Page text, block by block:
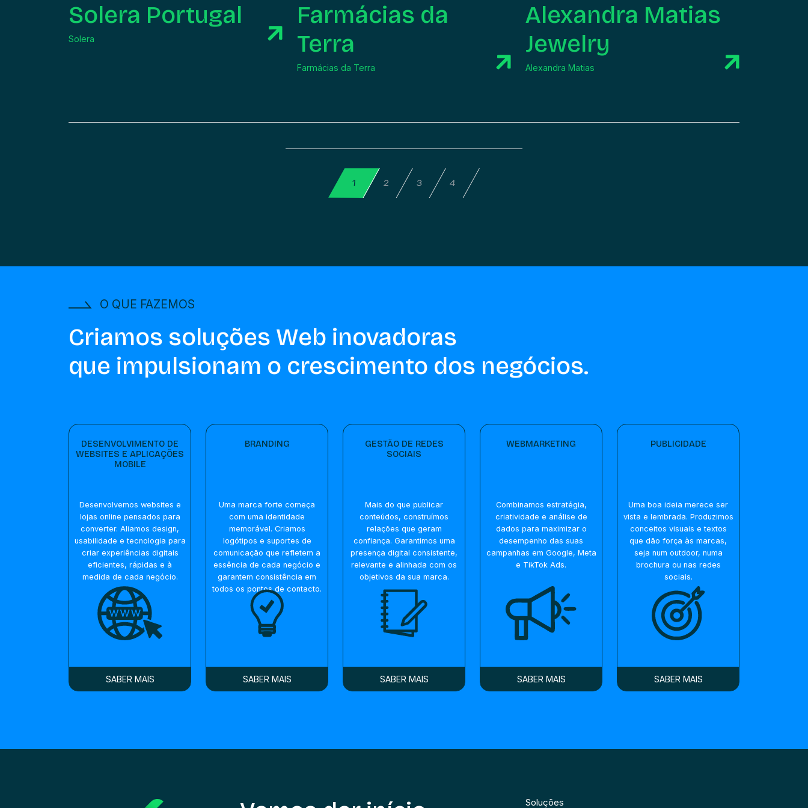
Solera Portugal
Solera
Farmácias da
Terra
Farmácias da Terra
Alexandra Matias
Jewelry
Alexandra Matias
1 2 3 4
O QUE FAZEMOS
Criamos soluções Web inovadoras
que impulsionam o crescimento dos negócios.
DESENVOLVIMENTO DE
WEBSITES E APLICAÇÕES
MOBILE
Desenvolvemos websites e
lojas online pensados para
converter. Aliamos design,
usabilidade e tecnologia para
criar experiências digitais
eficientes, rápidas e à
medida de cada negócio.
SABER MAIS
BRANDING
Uma marca forte começa
com uma identidade
memorável. Criamos
logótipos e suportes de
comunicação que refletem a
essência de cada negócio e
garantem consistência em
todos os pontos de contacto.
SABER MAIS
GESTÃO DE REDES
SOCIAIS
Mais do que publicar
conteúdos, construímos
relações que geram
confiança. Garantimos uma
presença digital consistente,
relevante e alinhada com os
objetivos da sua marca.
SABER MAIS
WEBMARKETING
Combinamos estratégia,
criatividade e análise de
dados para maximizar o
desempenho das suas
campanhas em Google, Meta
e TikTok Ads.
SABER MAIS
PUBLICIDADE
Uma boa ideia merece ser
vista e lembrada. Produzimos
conceitos visuais e textos
que dão força às marcas,
seja num outdoor, numa
brochura ou nas redes
sociais.
SABER MAIS
Soluções